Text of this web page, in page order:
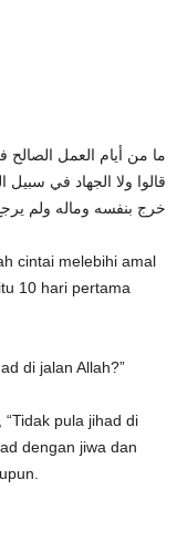
ما من أيام العمل الصالح
قالوا ولا الجهاد في سبيل
خرج بنفسه وماله ولم
cintai melebihi amal
10 hari pertama
di jalan Allah?”
“Tidak pula jihad di
dengan jiwa dan